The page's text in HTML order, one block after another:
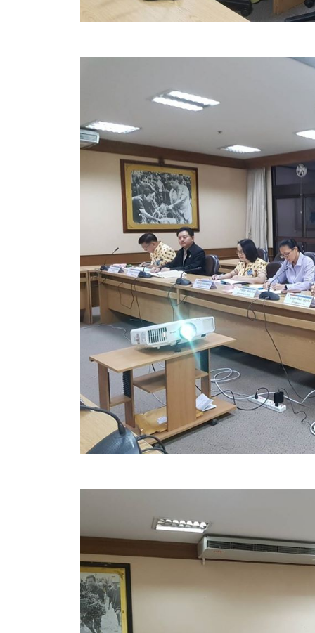
ประกาศกำหนดอายุการใช้งานของสินทรัพย์ขององ
คู่มือการปฏิบัติงานฝ่ายทะเบียนพัสดุและทรัพย์สิน
การประเมินความพึงพอใจของการดำเนินงาน อบจ.
ขั้นตอนและวิธีการชำระภาษีฯ
แบบฟอร์มการชำระภาษีฯ
การบริการแบบเบ็ดเสร็จ (One Stop Service)
หนังสือสั่งการ
สรุปผลการปฏิบัติงานประจำเดือน GPS
ระเบียบพัสดุฯ การจัดซื้อจัดจ้าง
การเสริมสร้างคุณธรรมจริยธรรม
ITA : การประเมินคุณธรรมและความโปร่งใสในการ
การจัดการความรู้ (KM)
ข้อระเบียบและกฎหมาย
มาตรฐานการปฏิบัติงาน
แผนพัฒนาท้องถิ่น ของอบจ.สุพรรณบุรี
ข้อบัญญัติงบประมาณรายจ่ายประจำปี ของ อบจ.สุ